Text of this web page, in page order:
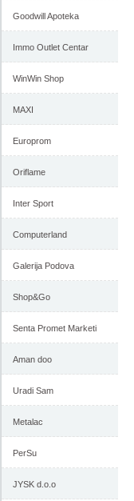
do 6. decembar 2017
Goodwill Apoteka
Immo Outlet Centar
WinWin Shop
MAXI
Europrom
Oriflame
Inter Sport
Computerland
Galerija Podova
Shop&Go
Senta Promet Marketi
Aman doo
Uradi Sam
Metalac
PerSu
JYSK d.o.o